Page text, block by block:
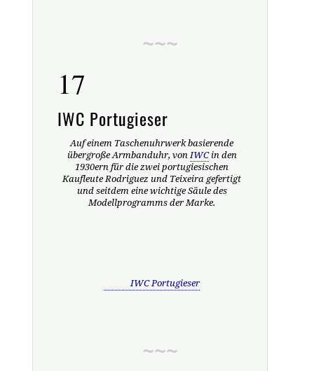
17
IWC Portugieser
Auf einem Taschenuhrwerk basierende
übergroße Armbanduhr, vonIWCin den
1930ern für die zwei portugiesischen
Kaufleute Rodriguez und Teixeira gefertigt
und seitdem eine wichtige Säule des
Modellprogramms der Marke.
IWC Portugieser